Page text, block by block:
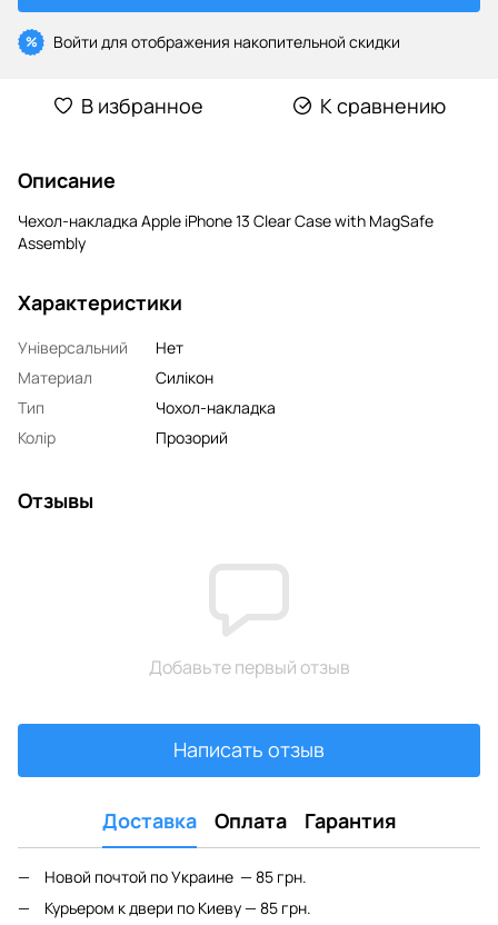
% Войти для отображения накопительной скидки
В избранное К сравнению
Описание
Чехол-накладка Apple iPhone 13 Clear Case with MagSafe
Assembly
Характеристики
Універсальний
Нет
Материал
Силікон
Тип
Чохол-накладка
Колір
Прозорий
Отзывы
Добавьте первый отзыв
Написать отзыв
Доставка Оплата Гарантия
Новой почтой по Украине — 85 грн.
Курьером к двери по Киеву — 85 грн.